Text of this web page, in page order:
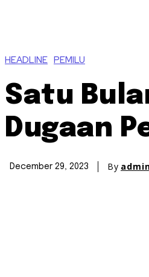
HEADLINE PEMILU
Satu
Dugaan
December 29, 2023 By